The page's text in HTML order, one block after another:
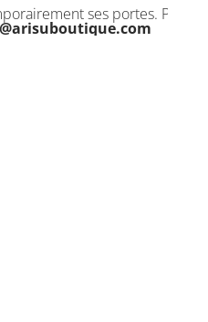
ses portes. Pour